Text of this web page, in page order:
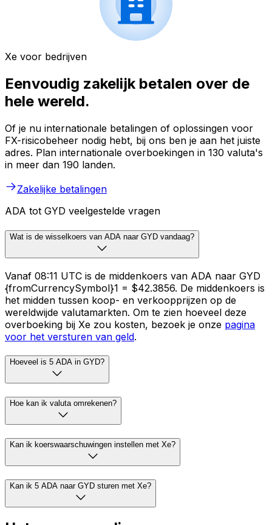
Xe voor bedrijven
Eenvoudig zakelijk betalen over de
hele wereld.
Of je nu internationale betalingen of oplossingen voor
FX-risicobeheer nodig hebt, bij ons ben je aan het juiste
adres. Plan internationale overboekingen in 130 valuta's
in meer dan 190 landen.
Zakelijke betalingen
ADA tot GYD veelgestelde vragen
Wat is de wisselkoers van ADA naar GYD vandaag?
Vanaf 08:11 UTC is de middenkoers van ADA naar GYD
{fromCurrencySymbol}1 = $42.3856. De middenkoers is
het midden tussen koop- en verkoopprijzen op de
wereldwijde valutamarkten. Om te zien hoeveel deze
overboeking bij Xe zou kosten, bezoek je onze pagina
voor het versturen van geld.
Hoeveel is 5 ADA in GYD?
Hoe kan ik valuta omrekenen?
Kan ik koerswaarschuwingen instellen met Xe?
Kan ik 5 ADA naar GYD sturen met Xe?